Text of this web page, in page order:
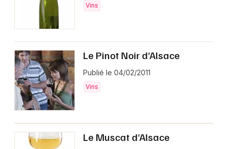
Vins
Le Pinot Noir d’Alsace
Publié le 04/02/2011
Vins
Le Muscat d’Alsace